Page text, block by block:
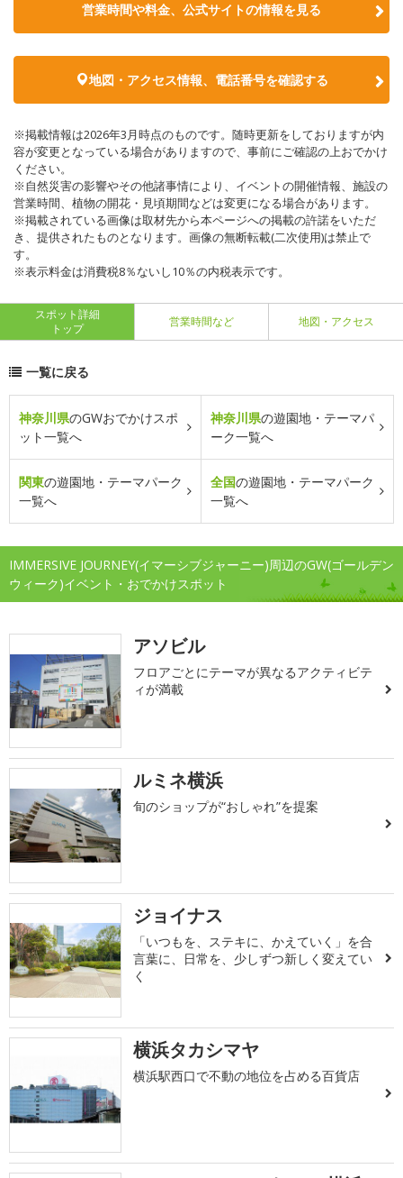
営業時間や料金、公式サイトの情報を見る
地図・アクセス情報、電話番号を確認する
※掲載情報は2026年3月時点のものです。随時更新をしておりますが内
容が変更となっている場合がありますので、事前にご確認の上おでかけ
ください。
※自然災害の影響やその他諸事情により、イベントの開催情報、施設の
営業時間、植物の開花・見頃期間などは変更になる場合があります。
※掲載されている画像は取材先から本ページへの掲載の許諾をいただ
き、提供されたものとなります。画像の無断転載(二次使用)は禁止で
す。
※表示料金は消費税8％ないし10％の内税表示です。
スポット詳細
トップ
営業時間など 地図・アクセス
一覧に戻る
神奈川県のGWおでかけスポ
ット一覧へ
神奈川県の遊園地・テーマパ
ーク一覧へ
関東の遊園地・テーマパーク
一覧へ
全国の遊園地・テーマパーク
一覧へ
IMMERSIVE JOURNEY(イマーシブジャーニー)周辺のGW(ゴールデン
ウィーク)イベント・おでかけスポット
アソビル
フロアごとにテーマが異なるアクティビテ
ィが満載
ルミネ横浜
旬のショップが“おしゃれ”を提案
ジョイナス
「いつもを、ステキに、かえていく」を合
言葉に、日常を、少しずつ新しく変えてい
く
横浜タカシマヤ
横浜駅西口で不動の地位を占める百貨店